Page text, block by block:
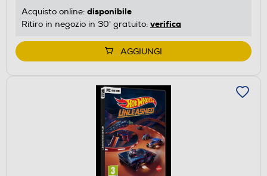
Acquisto online: disponibile
Ritiro in negozio in 30' gratuito: verifica
AGGIUNGI